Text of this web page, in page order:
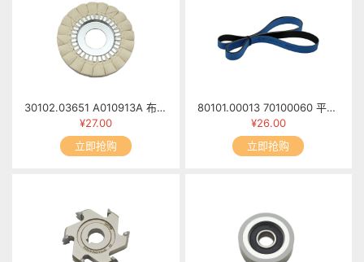
30102.03651 A010913A 布抛光轮 MFB60-0913/00
¥27.00
立即抢购
80101.00013 70100060 平面皮带1655mm×20mm×1.7mm
¥26.00
立即抢购